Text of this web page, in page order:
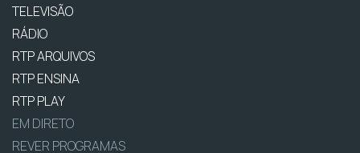
TELEVISÃO
RÁDIO
RTP ARQUIVOS
RTP ENSINA
RTP PLAY
EM DIRETO
REVER PROGRAMAS